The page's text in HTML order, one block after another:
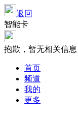
返回
智能卡
抱歉，暂无相关信息
首页
频道
我的
更多